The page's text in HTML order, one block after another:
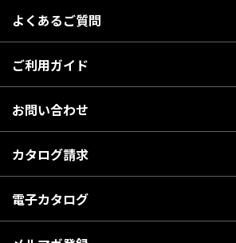
よくあるご質問
ご利用ガイド
お問い合わせ
カタログ請求
電子カタログ